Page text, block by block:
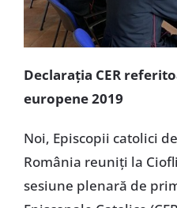
Declarația CER
europene 2019
Noi, Episcopii catolici
România reuniți la
sesiune plenară de